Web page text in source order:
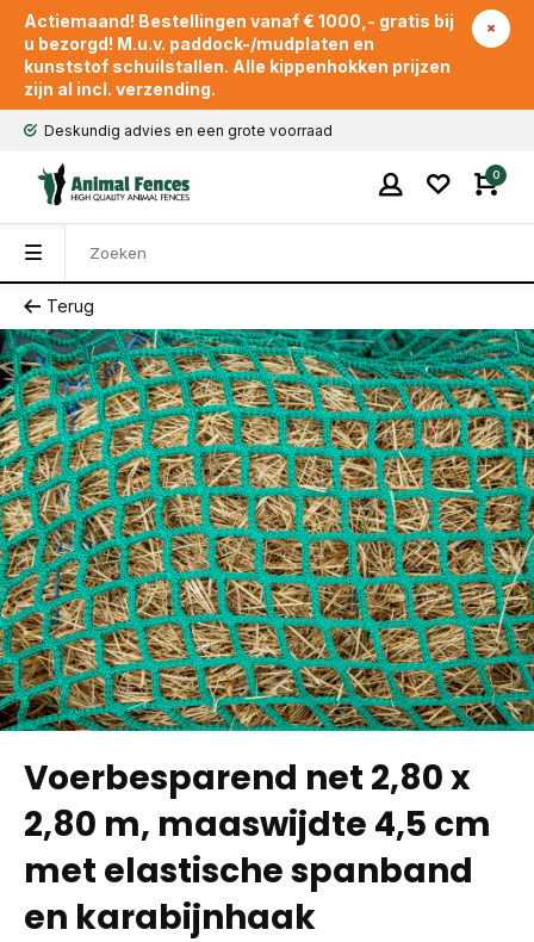
Actiemaand! Bestellingen vanaf € 1000,- gratis bij
u bezorgd! M.u.v. paddock-/mudplaten en
kunststof schuilstallen. Alle kippenhokken prijzen
zijn al incl. verzending.
Deskundig advies en een grote voorraad
0
Terug
Voerbesparend net 2,80 x
2,80 m, maaswijdte 4,5 cm
met elastische spanband
en karabijnhaak